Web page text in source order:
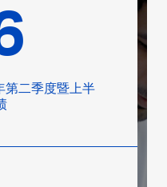
第二季度暨上半